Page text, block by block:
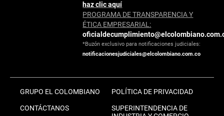
haz clic aquí
PROGRAMA DE TRANSPARENCIA Y
ÉTICA EMPRESARIAL:
*Buzón exclusivo para notificaciones judiciales:
notificacionesjudiciales@elcolombiano.com.co
GRUPO EL COLOMBIANO
CONTÁCTANOS
POLÍTICA DE PRIVACIDAD
SUPERINTENDENCIA DE